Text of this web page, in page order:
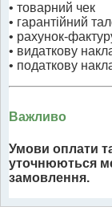
• товарний чек
• гарантійний
• рахунок-
• видаткову
• податкову
Важливо
Умови оплати
уточнюються
замовлення.